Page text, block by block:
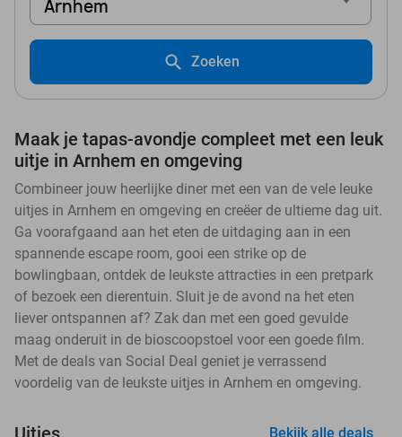
Arnhem
Zoeken
Maak je tapas-avondje compleet met een leuk
uitje in Arnhem en omgeving
Combineer jouw heerlijke diner met een van de vele leuke
uitjes in Arnhem en omgeving en creëer de ultieme dag uit.
Ga voorafgaand aan het eten de uitdaging aan in een
spannende escape room, gooi een strike op de
bowlingbaan, ontdek de leukste attracties in een pretpark
of bezoek een dierentuin. Sluit je de avond na het eten
liever ontspannen af? Zak dan met een goed gevulde
maag onderuit in de bioscoopstoel voor een goede film.
Met de deals van Social Deal geniet je verrassend
voordelig van de leukste uitjes in Arnhem en omgeving.
Bekijk alle deals